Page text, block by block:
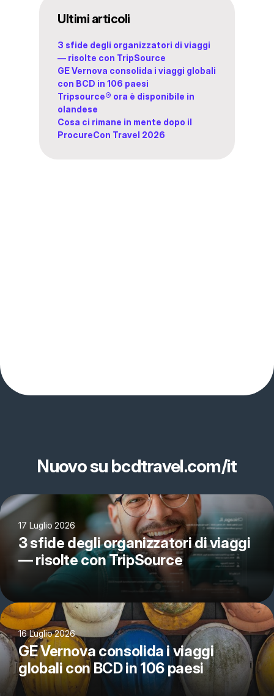
Ultimi articoli
3 sfide degli organizzatori di viaggi
— risolte con TripSource
GE Vernova consolida i viaggi globali
con BCD in 106 paesi
Tripsource® ora è disponibile in
olandese
Cosa ci rimane in mente dopo il
ProcureCon Travel 2026
Nuovo su bcdtravel.com/it
17 Luglio 2026
3 sfide degli organizzatori di viaggi
— risolte con TripSource
16 Luglio 2026
GE Vernova consolida i viaggi
globali con BCD in 106 paesi